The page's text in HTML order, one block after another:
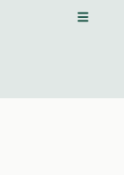
Open